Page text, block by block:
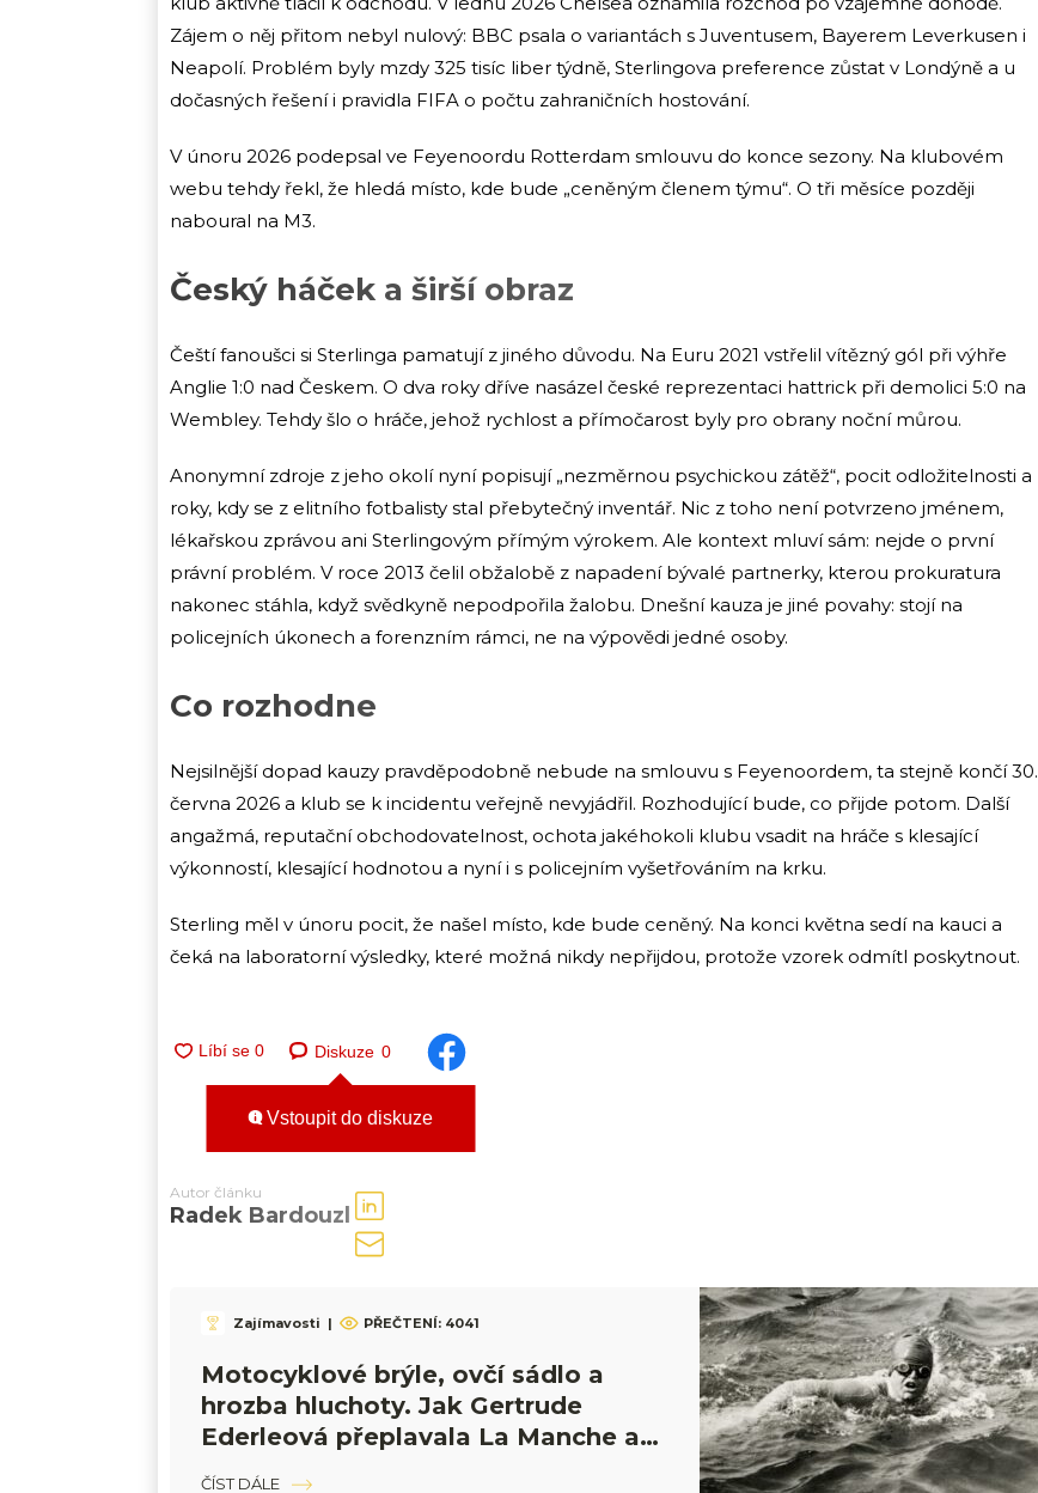
Zájem o něj přitom nebyl nulový: BBC psala o variantách s Juventusem, Bayerem Leverkusen i
Neapolí. Problém byly mzdy 325 tisíc liber týdně, Sterlingova preference zůstat v Londýně a u
dočasných řešení i pravidla FIFA o počtu zahraničních hostování.
V únoru 2026 podepsal ve Feyenoordu Rotterdam smlouvu do konce sezony. Na klubovém
webu tehdy řekl, že hledá místo, kde bude „ceněným členem týmu“. O tři měsíce později
naboural na M3.
Český háček a širší obraz
Čeští fanoušci si Sterlinga pamatují z jiného důvodu. Na Euru 2021 vstřelil vítězný gól při výhře
Anglie 1:0 nad Českem. O dva roky dříve nasázel české reprezentaci hattrick při demolici 5:0 na
Wembley. Tehdy šlo o hráče, jehož rychlost a přímočarost byly pro obrany noční můrou.
Anonymní zdroje z jeho okolí nyní popisují „nezměrnou psychickou zátěž“, pocit odložitelnosti a
roky, kdy se z elitního fotbalisty stal přebytečný inventář. Nic z toho není potvrzeno jménem,
lékařskou zprávou ani Sterlingovým přímým výrokem. Ale kontext mluví sám: nejde o první
právní problém. V roce 2013 čelil obžalobě z napadení bývalé partnerky, kterou prokuratura
nakonec stáhla, když svědkyně nepodpořila žalobu. Dnešní kauza je jiné povahy: stojí na
policejních úkonech a forenzním rámci, ne na výpovědi jedné osoby.
Co rozhodne
Nejsilnější dopad kauzy pravděpodobně nebude na smlouvu s Feyenoordem, ta stejně končí 30.
června 2026 a klub se k incidentu veřejně nevyjádřil. Rozhodující bude, co přijde potom. Další
angažmá, reputační obchodovatelnost, ochota jakéhokoli klubu vsadit na hráče s klesající
výkonností, klesající hodnotou a nyní i s policejním vyšetřováním na krku.
Sterling měl v únoru pocit, že našel místo, kde bude ceněný. Na konci května sedí na kauci a
čeká na laboratorní výsledky, které možná nikdy nepřijdou, protože vzorek odmítl poskytnout.
Diskuze 0
Vstoupit do diskuze
Autor článku
Radek Bardouzl
Zajímavosti | PŘEČTENÍ: 4041
Motocyklové brýle, ovčí sádlo a
hrozba hluchoty. Jak Gertrude
Ederleová přeplavala La Manche a
změnila dějiny
ČÍST DÁLE